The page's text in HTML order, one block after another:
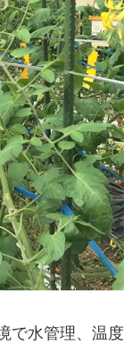
で水管理、温度